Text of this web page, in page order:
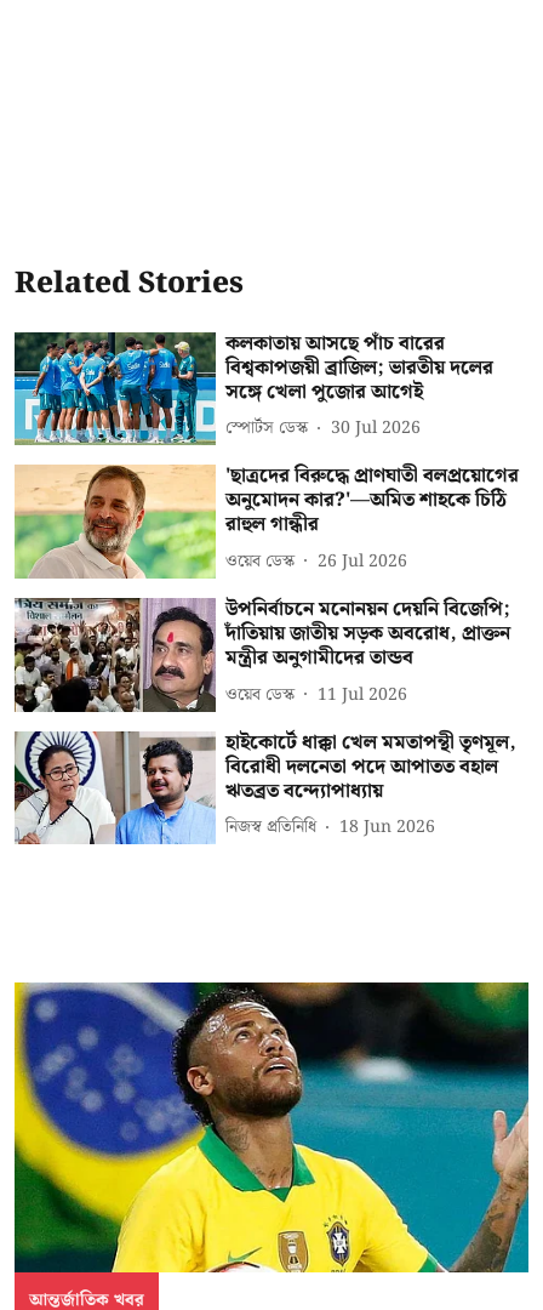
Related Stories
কলকাতায় আসছে পাঁচ বারের
বিশ্বকাপজয়ী ব্রাজিল; ভারতীয় দলের
সঙ্গে খেলা পুজোর আগেই
স্পোর্টস ডেস্ক 30 Jul 2026
'ছাত্রদের বিরুদ্ধে প্রাণঘাতী বলপ্রয়োগের
অনুমোদন কার?'—অমিত শাহকে চিঠি
রাহুল গান্ধীর
ওয়েব ডেস্ক 26 Jul 2026
উপনির্বাচনে মনোনয়ন দেয়নি বিজেপি;
দাঁতিয়ায় জাতীয় সড়ক অবরোধ, প্রাক্তন
মন্ত্রীর অনুগামীদের তান্ডব
ওয়েব ডেস্ক 11 Jul 2026
হাইকোর্টে ধাক্কা খেল মমতাপন্থী তৃণমূল,
বিরোধী দলনেতা পদে আপাতত বহাল
ঋতব্রত বন্দ্যোপাধ্যায়
নিজস্ব প্রতিনিধি 18 Jun 2026
আন্তর্জাতিক খবর